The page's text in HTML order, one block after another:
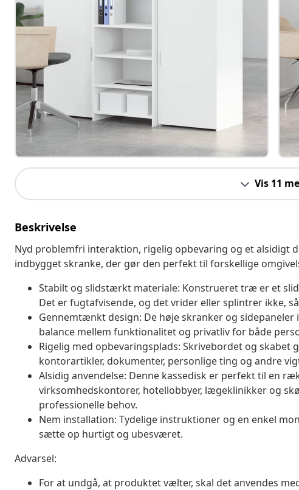
Vis 11
Beskrivelse
Nyd problemfri interaktion, rigelig opbevaring og et alsidigt
indbygget skranke, der gør den perfekt til forskellige
Stabilt og slidstærkt materiale: Konstrueret træ er et
Det er fugtafvisende, og det vrider eller splintrer ikke,
Gennemtænkt design: De høje skranker og
balance mellem funktionalitet og privatliv for både
Rigelig med opbevaringsplads: Skrivebordet og skabet
kontorartikler, dokumenter, personlige ting og andre
Alsidig anvendelse: Denne kassedisk er perfekt til en
virksomhedskontorer, hotellobbyer, lægeklinikker og
professionelle behov.
Nem installation: Tydelige instruktioner og en enkel
sætte op hurtigt og ubesværet.
Advarsel:
For at undgå, at produktet vælter, skal det anvendes